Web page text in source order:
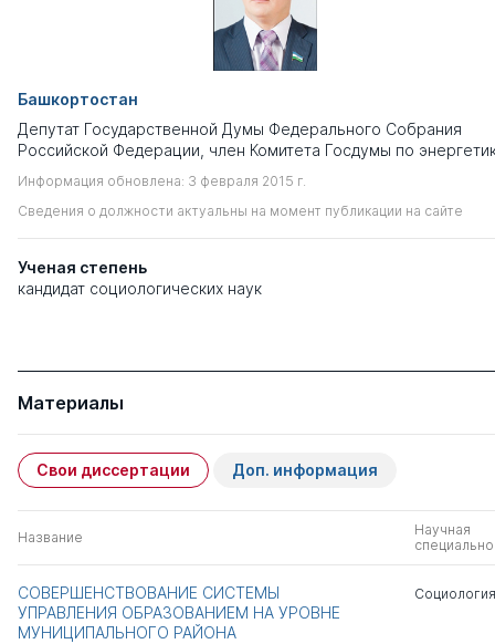
Башкортостан
Депутат Государственной Думы Федерального Собрания
Российской Федерации, член Комитета Госдумы по
Информация обновлена: 3 февраля 2015 г.
Сведения о должности актуальны на момент публикации на сайте
Ученая степень
кандидат социологических наук
Материалы
Свои диссертации Доп. информация
Название
Научная
СОВЕРШЕНСТВОВАНИЕ СИСТЕМЫ
УПРАВЛЕНИЯ ОБРАЗОВАНИЕМ НА УРОВНЕ
МУНИЦИПАЛЬНОГО РАЙОНА
Социология